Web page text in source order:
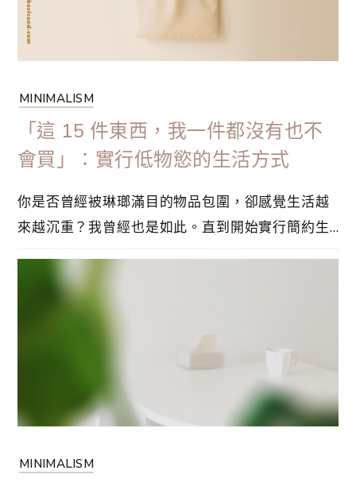
讓⋯
MINIMALISM
「這 15 件東西，我一件都沒有也不
會買」：實行低物慾的生活方式
你是否曾經被琳瑯滿目的物品包圍，卻感覺生活越
來越沉重？我曾經也是如此。直到開始實行簡約生
下這 15 樣東西，是我刻意選擇「零擁有」的物
品。這些物品從我的生活中消失後，不但沒有帶來
MINIMALISM